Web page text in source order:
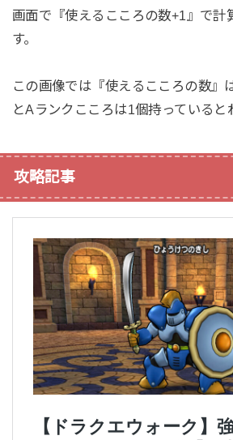
画面で『使えるこころの数+1』で計
す。
この画像では『使えるこころの数』
とAランクこころは1個持っていると
攻略記事